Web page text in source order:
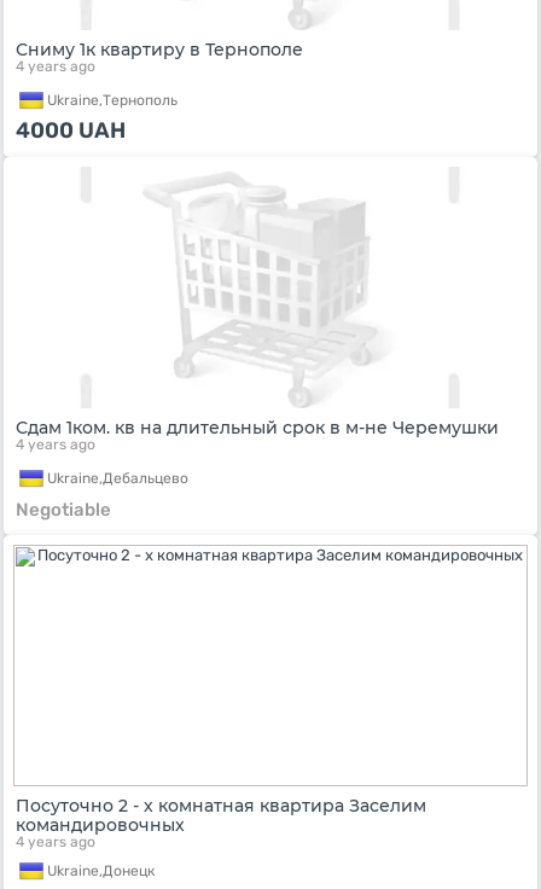
Сниму 1к квартиру в Тернополе
4 years ago
Ukraine,Тернополь
4000 UAH
Сдам 1ком. кв на длительный срок в м-не Черемушки
4 years ago
Ukraine,Дебальцево
Negotiable
Посуточно 2 - х комнатная квартира Заселим
командировочных
4 years ago
Ukraine,Донецк